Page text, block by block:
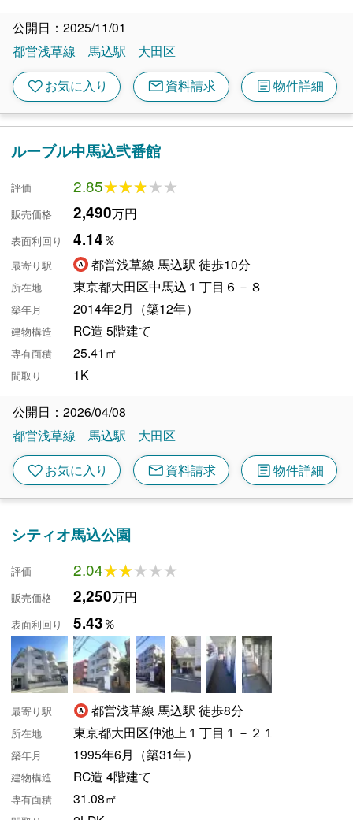
公開日：2025/11/01
都営浅草線
馬込駅 大田区
favoriteお気に入り mail資料請求 article物件詳細
ルーブル中馬込弐番館
評価 2.85★★★★★
★★★★★
販売価格 2,490万円
表面利回り 4.14％
最寄り駅 都営浅草線 馬込駅 徒歩10分
所在地 東京都大田区中馬込１丁目６－８
築年月 2014年2月（築12年）
建物構造 RC造 5階建て
専有面積 25.41㎡
間取り 1K
公開日：2026/04/08
都営浅草線
馬込駅 大田区
favoriteお気に入り mail資料請求 article物件詳細
シティオ馬込公園
評価 2.04★★★★★
★★★★★
販売価格 2,250万円
表面利回り 5.43％
最寄り駅 都営浅草線 馬込駅 徒歩8分
所在地 東京都大田区仲池上１丁目１－２１
築年月 1995年6月（築31年）
建物構造 RC造 4階建て
専有面積 31.08㎡